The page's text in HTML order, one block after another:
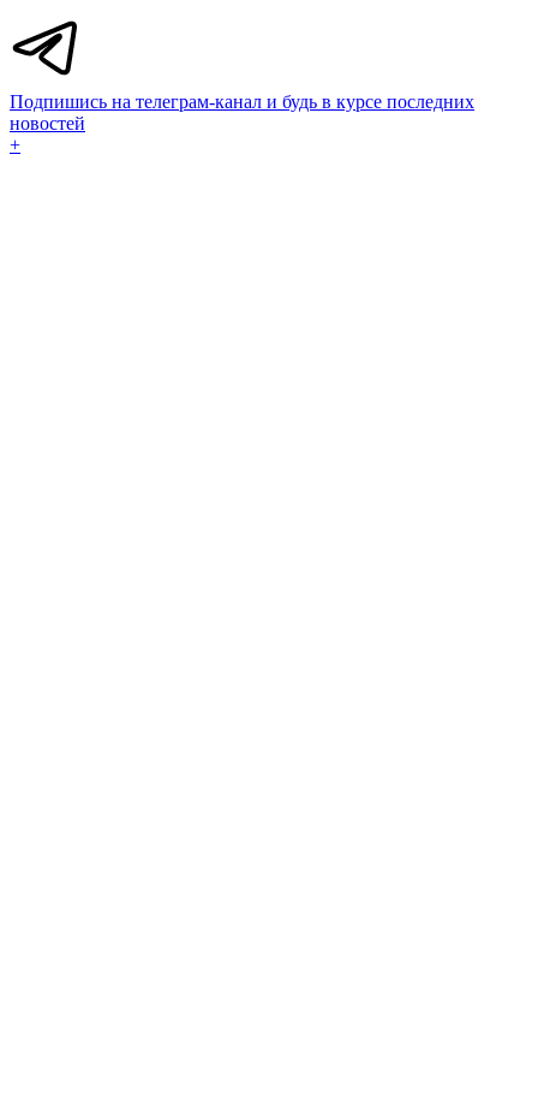
Подпишись на телеграм-канал и будь в курсе последних
новостей
+